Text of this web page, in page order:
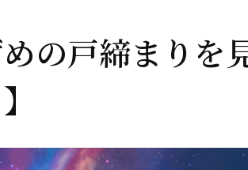
の戸締まりを